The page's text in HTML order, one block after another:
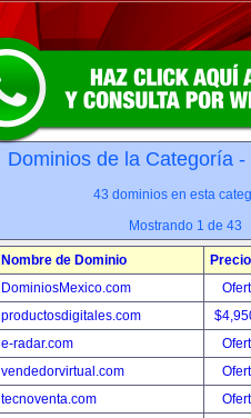
Dominios de la Categoría -
43 dominios en esta
Mostrando 1 de 43
Nombre de Dominio
Precio
DominiosMexico.com
productosdigitales.com
e-radar.com
vendedorvirtual.com
tecnoventa.com